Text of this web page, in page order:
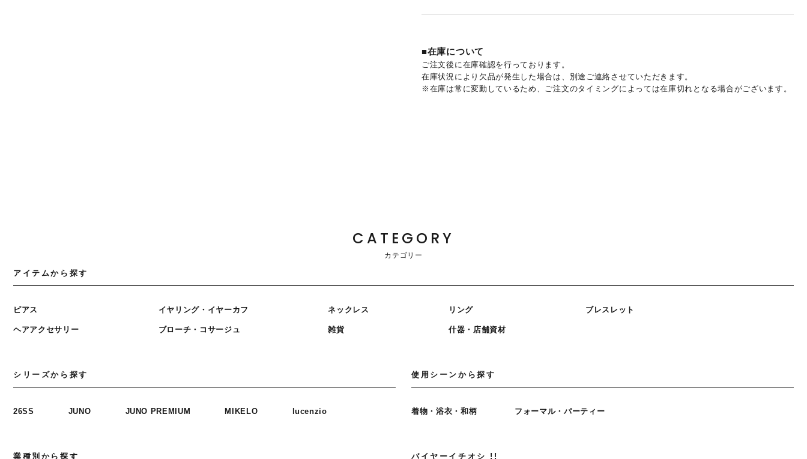
■在庫について
ご注文後に在庫確認を行っております。
在庫状況により欠品が発生した場合は、別途ご連絡させていただきます。
※在庫は常に変動しているため、ご注文のタイミングによっては在庫切れとなる場合がございます。
CATEGORY
カテゴリー
アイテムから探す
ピアス
ヘアアクセサリー
イヤリング・イヤーカフ
ブローチ・コサージュ
ネックレス
雑貨
リング
什器・店舗資材
ブレスレット
シリーズから探す
26SS JUNO JUNO PREMIUM MIKELO lucenzio
使用シーンから探す
着物・浴衣・和柄 フォーマル・パーティー
業種別から探す バイヤーイチオシ !!